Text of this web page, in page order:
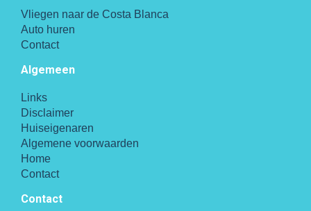
Vliegen naar de Costa Blanca
Auto huren
Contact
Algemeen
Links
Disclaimer
Huiseigenaren
Algemene voorwaarden
Home
Contact
Contact